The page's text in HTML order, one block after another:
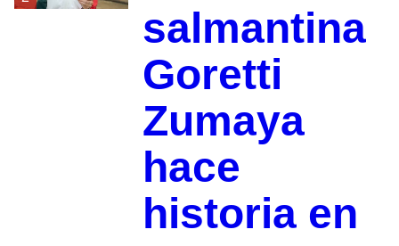
salmantina
Goretti
Zumaya
hace
historia en